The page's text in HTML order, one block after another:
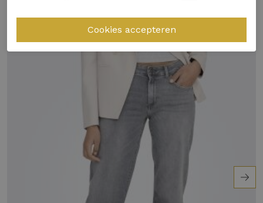
kleur langer mooi, zelfs na vele wasbeurten.
Veelgestelde vraag: Is deze broek geschikt
voor dagelijks gebruik en welk seizoen?
Ja, deze broek is ideaal voor dagelijks gebruik,
vooral in de wintermaanden. Combineer met een
warme trui voor een stijlvolle winterlook.
Ontdek het zelf!